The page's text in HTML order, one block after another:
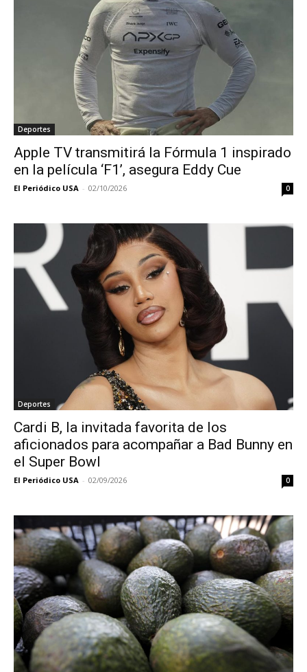
Deportes
Apple TV transmitirá la Fórmula 1 inspirado
en la película ‘F1’, asegura Eddy Cue
El Periódico USA - 02/10/2026 0
Deportes
Cardi B, la invitada favorita de los
aficionados para acompañar a Bad Bunny en
el Super Bowl
El Periódico USA - 02/09/2026 0